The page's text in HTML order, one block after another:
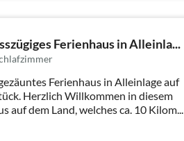
Ferienhaus in Alleinla...
Ferienhaus in Alleinlage auf
diesem
auf dem Land, welches ca. 10 Kilom...